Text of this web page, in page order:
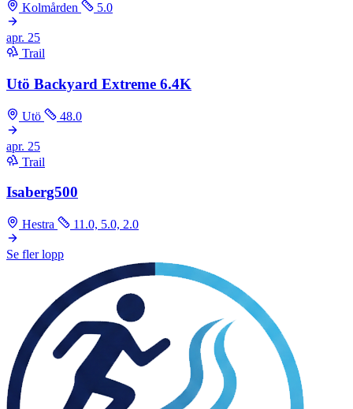
Kolmården 5.0
apr. 25
Trail
Utö Backyard Extreme 6.4K
Utö 48.0
apr. 25
Trail
Isaberg500
Hestra 11.0, 5.0, 2.0
Se fler lopp